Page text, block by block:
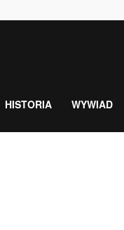
HISTORIA WYWIAD